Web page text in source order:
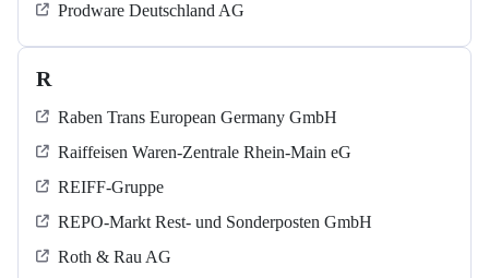
Prodware Deutschland AG
R
Raben Trans European Germany GmbH
Raiffeisen Waren-Zentrale Rhein-Main eG
REIFF-Gruppe
REPO-Markt Rest- und Sonderposten GmbH
Roth & Rau AG